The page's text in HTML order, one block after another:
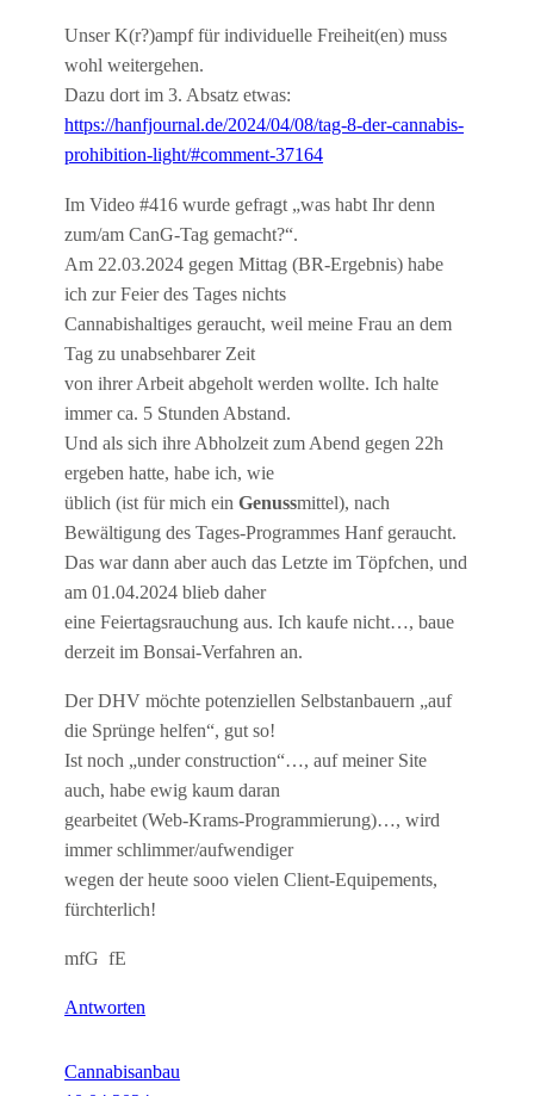
Unser K(r?)ampf für individuelle Freiheit(en) muss
wohl weitergehen.
Dazu dort im 3. Absatz etwas:
https://hanfjournal.de/2024/04/08/tag-8-der-cannabis-
prohibition-light/#comment-37164
Im Video #416 wurde gefragt „was habt Ihr denn
zum/am CanG-Tag gemacht?“.
Am 22.03.2024 gegen Mittag (BR-Ergebnis) habe
ich zur Feier des Tages nichts
Cannabishaltiges geraucht, weil meine Frau an dem
Tag zu unabsehbarer Zeit
von ihrer Arbeit abgeholt werden wollte. Ich halte
immer ca. 5 Stunden Abstand.
Und als sich ihre Abholzeit zum Abend gegen 22h
ergeben hatte, habe ich, wie
üblich (ist für mich einGenussmittel), nach
Bewältigung des Tages-Programmes Hanf geraucht.
Das war dann aber auch das Letzte im Töpfchen, und
am 01.04.2024 blieb daher
eine Feiertagsrauchung aus. Ich kaufe nicht…, baue
derzeit im Bonsai-Verfahren an.
Der DHV möchte potenziellen Selbstanbauern „auf
die Sprünge helfen“, gut so!
Ist noch „under construction“…, auf meiner Site
auch, habe ewig kaum daran
gearbeitet (Web-Krams-Programmierung)…, wird
immer schlimmer/aufwendiger
wegen der heute sooo vielen Client-Equipements,
fürchterlich!
mfG fE
Antworten
Cannabisanbau